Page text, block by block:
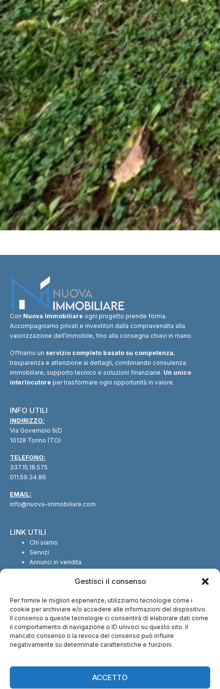
Gestisci il consenso
Per fornire le migliori esperienze, utilizziamo tecnologie come i
cookie per archiviare e/o accedere alle informazioni del dispositivo.
Il consenso a queste tecnologie ci consentirà di elaborare dati come
il comportamento di navigazione o ID univoci su questo sito. Il
mancato consenso o la revoca del consenso può influire
negativamente su determinate caratteristiche e funzioni.
ACCETTO
Con Nuova Immobiliare ogni progetto prende forma.
Accompagniamo privati e investitori dalla compravendita alla
valorizzazione dell’immobile, fino alla consegna chiavi in mano.
Offriamo un servizio completo basato su competenza,
trasparenza e attenzione ai dettagli, combinando consulenza
immobiliare, supporto tecnico e soluzioni finanziarie. Un unico
interlocutore per trasformare ogni opportunità in valore.
INFO UTILI
INDIRIZZO:
Via Governolo 9/D
10128 Torino (TO)
TELEFONO:
337.15.18.575
011.59.34.86
EMAIL:
info@nuova-immobiliare.com
LINK UTILI
Chi siamo
Servizi
Annunci in vendita
SEGUICI SUI SOCIAL
CI TROVI ANCHE SU: